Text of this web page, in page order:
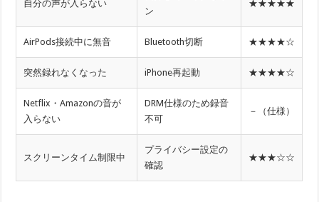
自分の声が入らない
ン
★★★★★
AirPods接続中に無音 Bluetooth切断 ★★★★☆
突然録れなくなった iPhone再起動 ★★★★☆
Netflix・Amazonの音が
入らない
DRM仕様のため録音
不可
－（仕様）
スクリーンタイム制限中
プライバシー設定の
確認
★★★☆☆